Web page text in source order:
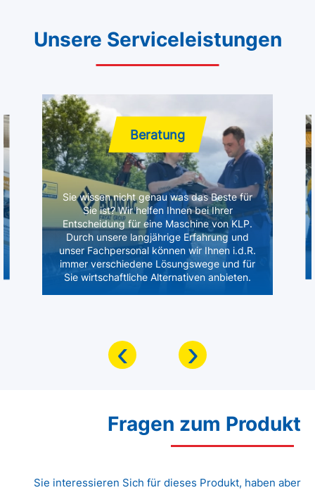
Unsere Serviceleistungen
Beratung
Sie wissen nicht genau was das Beste für
Sie ist? Wir helfen Ihnen bei Ihrer
Entscheidung für eine Maschine von KLP.
Durch unsere langjährige Erfahrung und
unser Fachpersonal können wir Ihnen i.d.R.
immer verschiedene Lösungswege und für
Sie wirtschaftliche Alternativen anbieten.
‹ ›
Fragen zum Produkt
Sie interessieren Sich für dieses Produkt, haben aber